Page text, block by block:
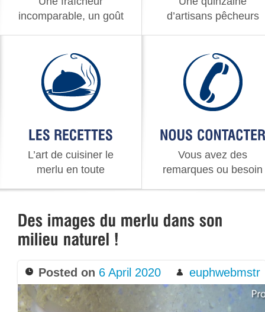
incomparable, un goût
d’artisans pêcheurs
L’art de cuisiner le
merlu en toute
Vous avez des
remarques ou besoin
Posted on 6 April 2020 euphwebmstr